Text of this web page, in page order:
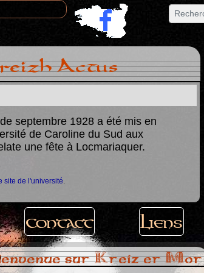
Actus
septembre 1928 a été mis en
de Caroline du Sud aux
une fête à Locmariaquer.
.
site de l'université.
Contact Liens
sur Kreiz er Mor